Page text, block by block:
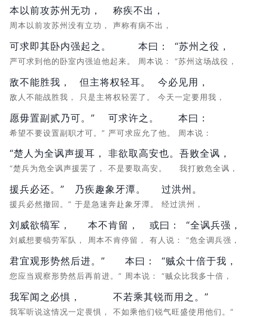
本以前攻苏州无功，
周本以前攻苏州没有立功，
称疾不出，
声称有病不出，
可求即其卧内强起之。
严可求到他的卧室内强迫他起来。
本曰：
周本说：
“苏州之役，
“苏州这场战役，
敌不能胜我，
敌人不能战胜我，
但主将权轻耳。
只是主将权轻罢了。
今必见用，
今天一定要用我，
愿毋置副贰乃可。”
希望不要设置副职才可。”
可求许之。
严可求应允了他。
本曰：
周本说：
“楚人为全讽声援耳，
“楚兵为危全讽声援罢了，
非欲取高安也。
不是要取高安。
吾败全讽，
我打败危全讽，
援兵必还。”
援兵必然撤回。”
乃疾趣象牙潭。
于是急速奔赴象牙潭。
过洪州。
经过洪州，
刘威欲犒军，
刘威想要犒劳军队，
本不肯留，
周本不肯停留，
或曰：
有人说：
“全讽兵强，
“危全调兵强，
君宜观形势然后进。”
您应当观察形势然后再前进。”
本曰：
周本说：
“贼众十倍于我，
“贼众比我多十倍，
我军闻之必惧，
我军听说这情况一定畏惧，
不若乘其锐而用之。”
不如乘他们锐气旺盛使用他们。”